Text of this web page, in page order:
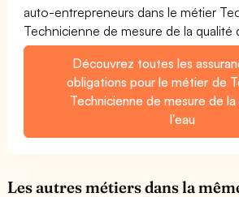
auto-entrepreneurs dans le métier
Technicienne de mesure de la qualité
Découvrez toutes les
obligations pour le métier de
Technicienne de mesure de
l'eau
Les autres métiers dans la